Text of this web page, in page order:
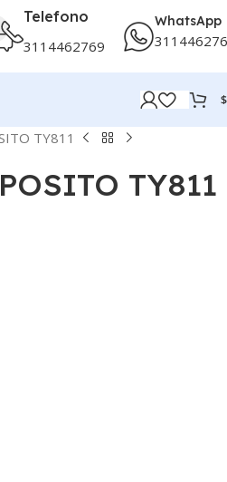
Telefono
3114462769
WhatsApp
$
TY811
TY811